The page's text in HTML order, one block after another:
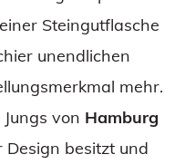
Steingutflasche
unendlichen
mehr.
von Hamburg
besitzt und